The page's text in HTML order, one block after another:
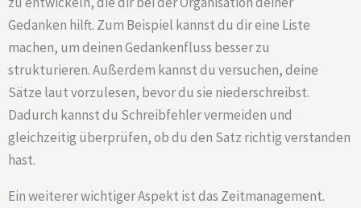
Gedanken hilft. Zum Beispiel kannst du dir eine Liste
machen, um deinen Gedankenfluss besser zu
strukturieren. Außerdem kannst du versuchen, deine
Sätze laut vorzulesen, bevor du sie niederschreibst.
Dadurch kannst du Schreibfehler vermeiden und
gleichzeitig überprüfen, ob du den Satz richtig verstanden
hast.
Ein weiterer wichtiger Aspekt ist das Zeitmanagement.